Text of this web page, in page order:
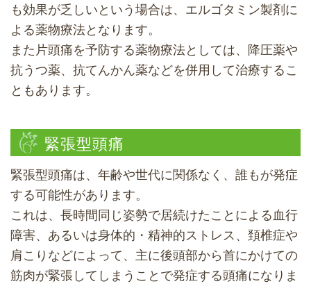
も効果が乏しいという場合は、エルゴタミン製剤に
よる薬物療法となります。
また片頭痛を予防する薬物療法としては、降圧薬や
抗うつ薬、抗てんかん薬などを併用して治療するこ
ともあります。
緊張型頭痛
緊張型頭痛は、年齢や世代に関係なく、誰もが発症
する可能性があります。
これは、長時間同じ姿勢で居続けたことによる血行
障害、あるいは身体的・精神的ストレス、頚椎症や
肩こりなどによって、主に後頭部から首にかけての
筋肉が緊張してしまうことで発症する頭痛になりま